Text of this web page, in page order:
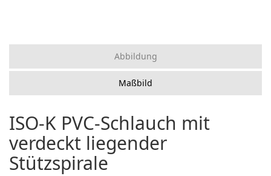
Abbildung
Maßbild
ISO-K PVC-Schlauch mit
verdeckt liegender
Stützspirale